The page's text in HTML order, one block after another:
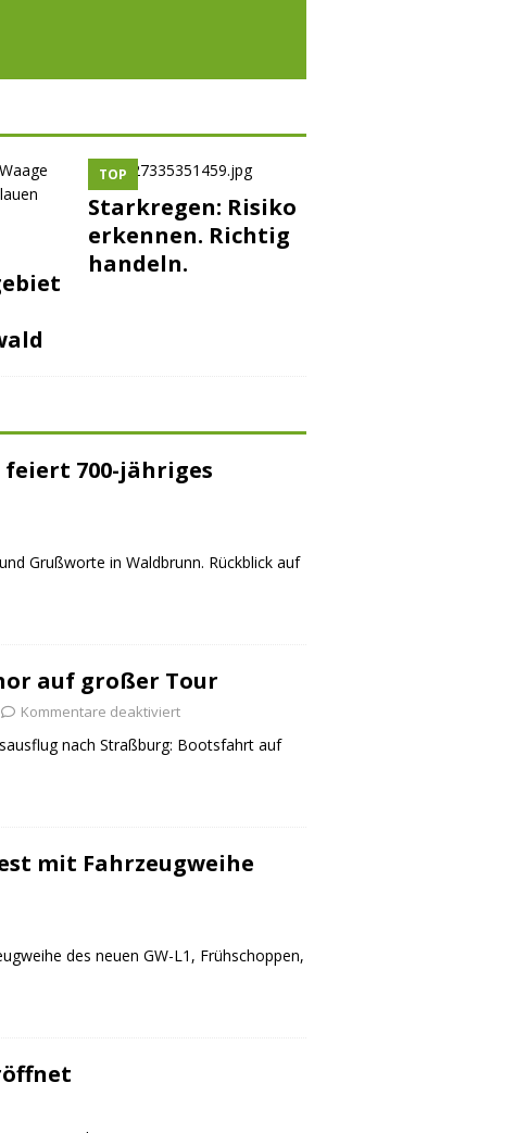
TOP
Starkregen: Risiko
erkennen. Richtig
handeln.
feiert 700-jähriges
Grußworte in Waldbrunn. Rückblick auf
auf großer Tour
Kommentare deaktiviert
nach Straßburg: Bootsfahrt auf
mit Fahrzeugweihe
des neuen GW-L1, Frühschoppen,